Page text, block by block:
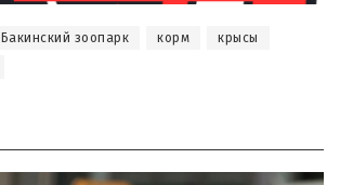
Бакинский зоопарк корм
крысы